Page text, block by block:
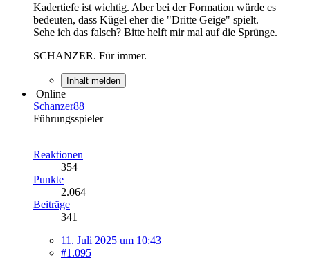
Kadertiefe ist wichtig. Aber bei der Formation würde es
bedeuten, dass Kügel eher die "Dritte Geige" spielt.
Sehe ich das falsch? Bitte helft mir mal auf die Sprünge.
SCHANZER. Für immer.
Inhalt melden
Online
Schanzer88
Führungsspieler
Reaktionen
354
Punkte
2.064
Beiträge
341
11. Juli 2025 um 10:43
#1.095